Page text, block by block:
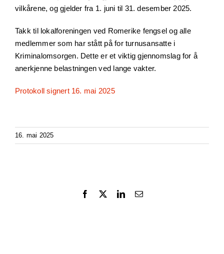
vilkårene, og gjelder fra 1. juni til 31. desember 2025.
Takk til lokalforeningen ved Romerike fengsel og alle
medlemmer som har stått på for turnusansatte i
Kriminalomsorgen. Dette er et viktig gjennomslag for å
anerkjenne belastningen ved lange vakter.
Protokoll signert 16. mai 2025
16. mai 2025
Facebook LinkedInEmail